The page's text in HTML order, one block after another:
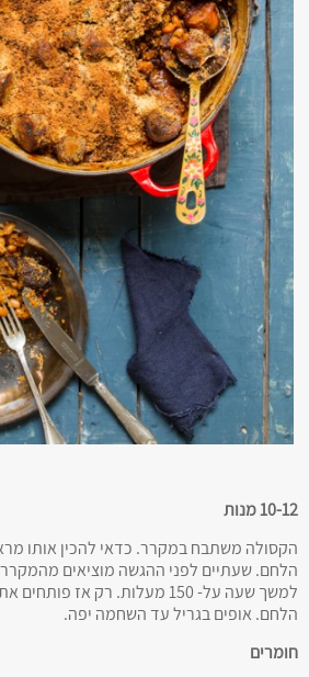
10-12 מנות
הקסולה משתבח במקרר. כדאי להכין אותו
הלחם. שעתיים לפני ההגשה מוציאים
למשך שעה על- 150 מעלות. רק אז
הלחם. אופים בגריל עד השחמה יפה.
חומרים